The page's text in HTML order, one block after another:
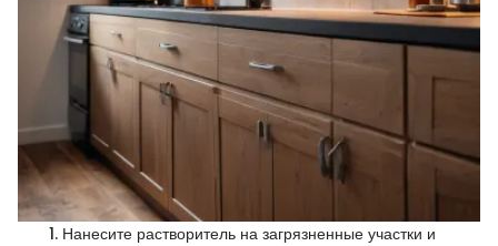
Нанесите растворитель на загрязненные участки и